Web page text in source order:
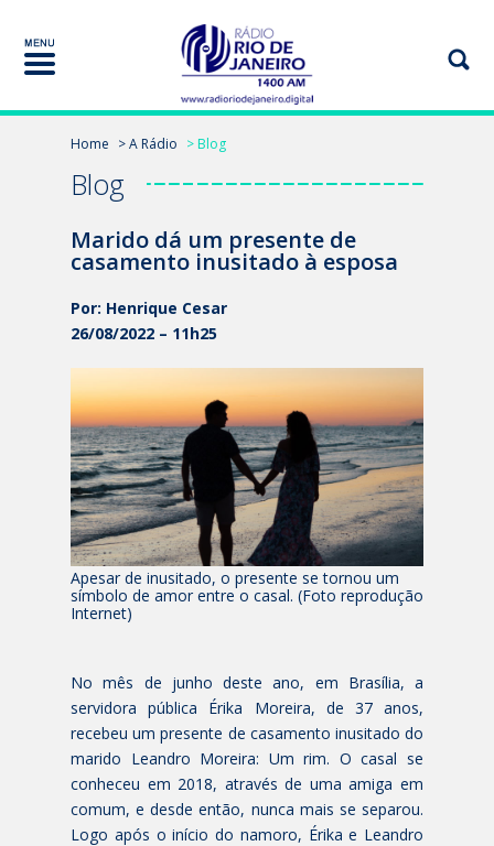
Home > A Rádio > Blog
Blog
Marido dá um presente de
casamento inusitado à esposa
Por: Henrique Cesar
26/08/2022 – 11h25
Apesar de inusitado, o presente se tornou um
símbolo de amor entre o casal. (Foto reprodução
Internet)
No mês de junho deste ano, em Brasília, a
servidora pública Érika Moreira, de 37 anos,
recebeu um presente de casamento inusitado do
marido Leandro Moreira: Um rim. O casal se
conheceu em 2018, através de uma amiga em
comum, e desde então, nunca mais se separou.
Logo após o início do namoro, Érika e Leandro